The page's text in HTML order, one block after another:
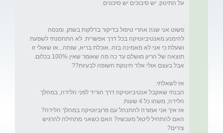
פשוט אני שנה אחרי טיפול בדיקור בדלקות בשתן, ומנסה
להימנע מאנטיביוטיקה בכל דרך אפשרית. לא התחסנתי לשפעת
ושעלת כי אני לא מאמינה בזה..אוכלת בריא, שותה...או שאולי זו
תוצאה של הריון מושלם עד כה מה שאומר שאין 100% בכלום.
הבנתי שאקבל אנטיביוטיקה דרך הוריד לפני הלידה, במהלך
האם להתחיל ליטול מעכשיו? האם כשאני מתחילה להרגיש